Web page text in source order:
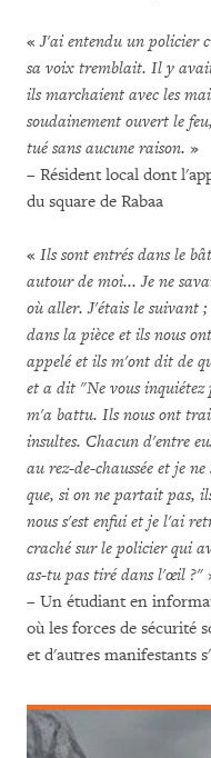
«J'ai entendu un policier
sa voix tremblait. Il y
ils marchaient avec les
soudainement ouvert le
tué sans aucune raison. »
– Résident local dont
du square de Rabaa
« Ils sont entrés dans le
autour de moi... Je ne
où aller. J'étais le suivant
dans la pièce et ils nous
appelé et ils m'ont dit de
et a dit "Ne vous inquiétez
m'a battu. Ils nous ont
insultes. Chacun d'entre
au rez-de-chaussée et je
que, si on ne partait pas,
nous s'est enfui et je l'ai
craché sur le policier qui
as-tu pas tiré dans l'œil ?"
– Un étudiant en
où les forces de sécurité
et d'autres manifestants